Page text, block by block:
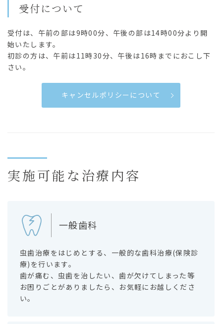
受付について
受付は、午前の部は9時00分、午後の部は14時00分より開
始いたします。
初診の方は、午前は11時30分、午後は16時までにおこし下
さい。
キャンセルポリシーについて
実施可能な治療内容
一般歯科
虫歯治療をはじめとする、一般的な歯科治療(保険診
療)を行います。
歯が痛む、虫歯を治したい、歯が欠けてしまった等
お困りごとがありましたら、お気軽にお越しくださ
い。